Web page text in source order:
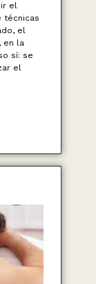
el
técnicas
el
en la
sí: se
el